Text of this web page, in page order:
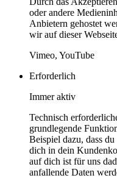
oder andere
Anbietern gehostet
wir auf dieser
Vimeo, YouTube
Erforderlich
Immer aktiv
Technisch
grundlegende
Beispiel dazu, dass
dich in dein
auf dich ist für uns
anfallende Daten